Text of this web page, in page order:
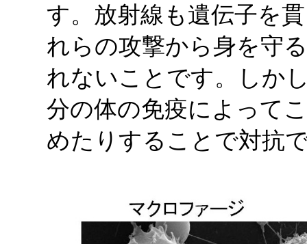
す。放射線も遺伝子を
れらの攻撃から身を守
れないことです。しか
分の体の免疫によって
めたりすることで対抗